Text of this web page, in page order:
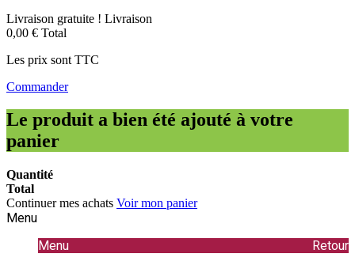
Livraison gratuite ! Livraison
0,00 € Total
Les prix sont TTC
Commander
Le produit a bien été ajouté à votre
panier
Quantité
Total
Continuer mes achats Voir mon panier
Menu
Menu
Retour